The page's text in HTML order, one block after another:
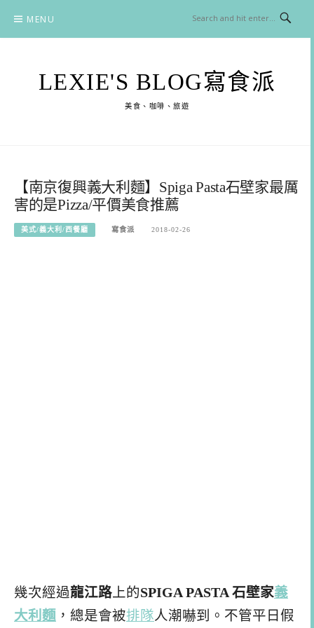
content
MENU
LEXIE'S BLOG寫食派
美食、咖啡、旅遊
【南京復興義大利麵】Spiga Pasta石壁家最厲
害的是Pizza/平價美食推薦
美式/義大利/西餐廳 寫食派 2018-02-26
幾次經過龍江路上的SPIGA PASTA 石壁家義
大利麵 ，總是會被排隊人潮嚇到。不管平日假